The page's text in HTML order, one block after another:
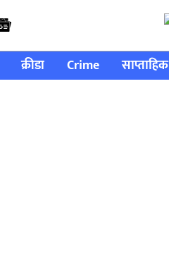
क्रीडा Crime साप्ताहिक